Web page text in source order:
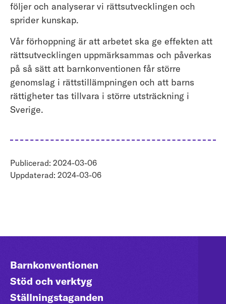
följer och analyserar vi rättsutvecklingen och
sprider kunskap.
Vår förhoppning är att arbetet ska ge effekten att
rättsutvecklingen uppmärksammas och påverkas
på så sätt att barnkonventionen får större
genomslag i rättstillämpningen och att barns
rättigheter tas tillvara i större utsträckning i
Sverige.
Publicerad: 2024-03-06
Uppdaterad: 2024-03-06
Barnkonventionen
Stöd och verktyg
Ställningstaganden